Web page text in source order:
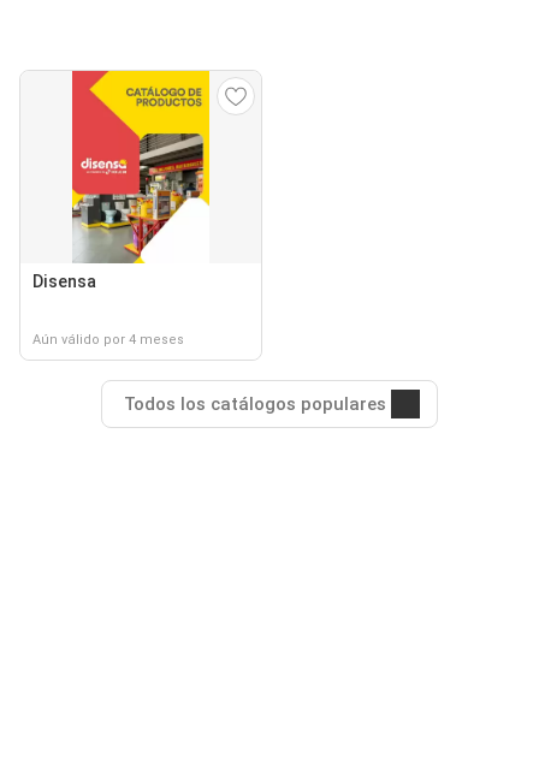
Disensa
Aún válido por 4 meses
Todos los catálogos populares